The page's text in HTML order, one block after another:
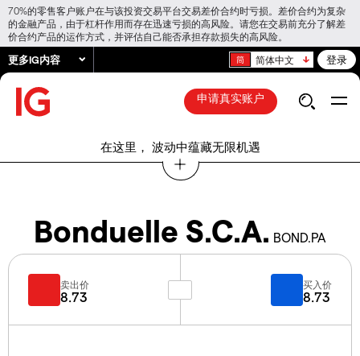
70%的零售客户账户在与该投资交易平台交易差价合约时亏损。差价合约为复杂
的金融产品，由于杠杆作用而存在迅速亏损的高风险。请您在交易前充分了解差
价合约产品的运作方式，并评估自己能否承担存款损失的高风险。
更多IG内容 简体中文 登录
申请真实账户
在这里， 波动中蕴藏无限机遇
Bonduelle S.C.A. BOND.PA
卖出价
8.73
买入价
8.73